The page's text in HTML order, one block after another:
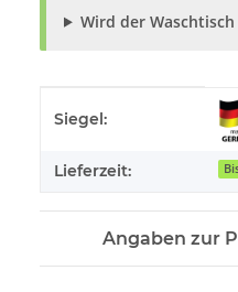
Wird der
Siegel:
Lieferzeit:
Angaben zur